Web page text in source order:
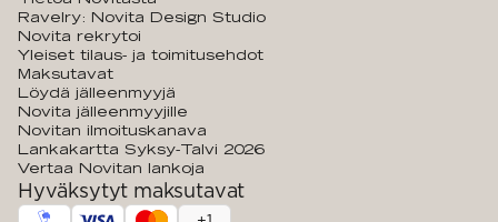
Ravelry: Novita Design Studio
Novita rekrytoi
Yleiset tilaus- ja toimitusehdot
Maksutavat
Löydä jälleenmyyjä
Novita jälleenmyyjille
Novitan ilmoituskanava
Lankakartta Syksy-Talvi 2026
Vertaa Novitan lankoja
Hyväksytyt maksutavat